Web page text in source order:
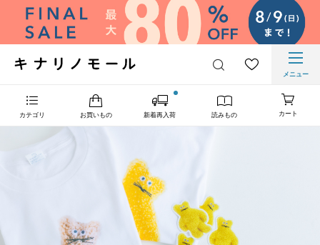
メニュー
カテゴリ お買いもの 新着再入荷 読みもの カート